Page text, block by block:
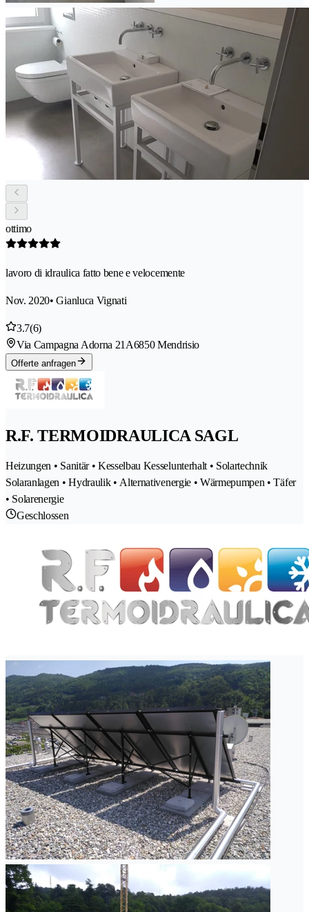
ottimo
lavoro di idraulica fatto bene e velocemente
Nov. 2020• Gianluca Vignati
3.7(6)
Via Campagna Adorna 21A6850 Mendrisio
Offerte anfragen
R.F. TERMOIDRAULICA SAGL
Heizungen • Sanitär • Kesselbau Kesselunterhalt • Solartechnik
Solaranlagen • Hydraulik • Alternativenergie • Wärmepumpen • Täfer
• Solarenergie
Geschlossen